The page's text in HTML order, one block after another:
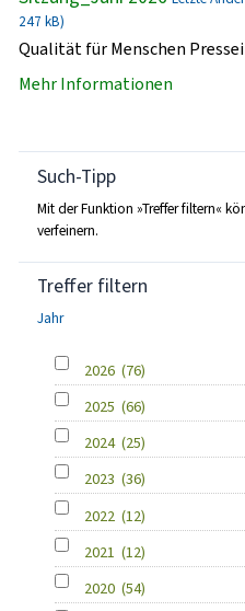
247 kB)
Qualität für Menschen
Mehr Informationen
Such-Tipp
Mit der Funktion »Treffer filtern«
verfeinern.
Treffer filtern
Jahr
2026 (76)
2025 (66)
2024 (25)
2023 (36)
2022 (12)
2021 (12)
2020 (54)